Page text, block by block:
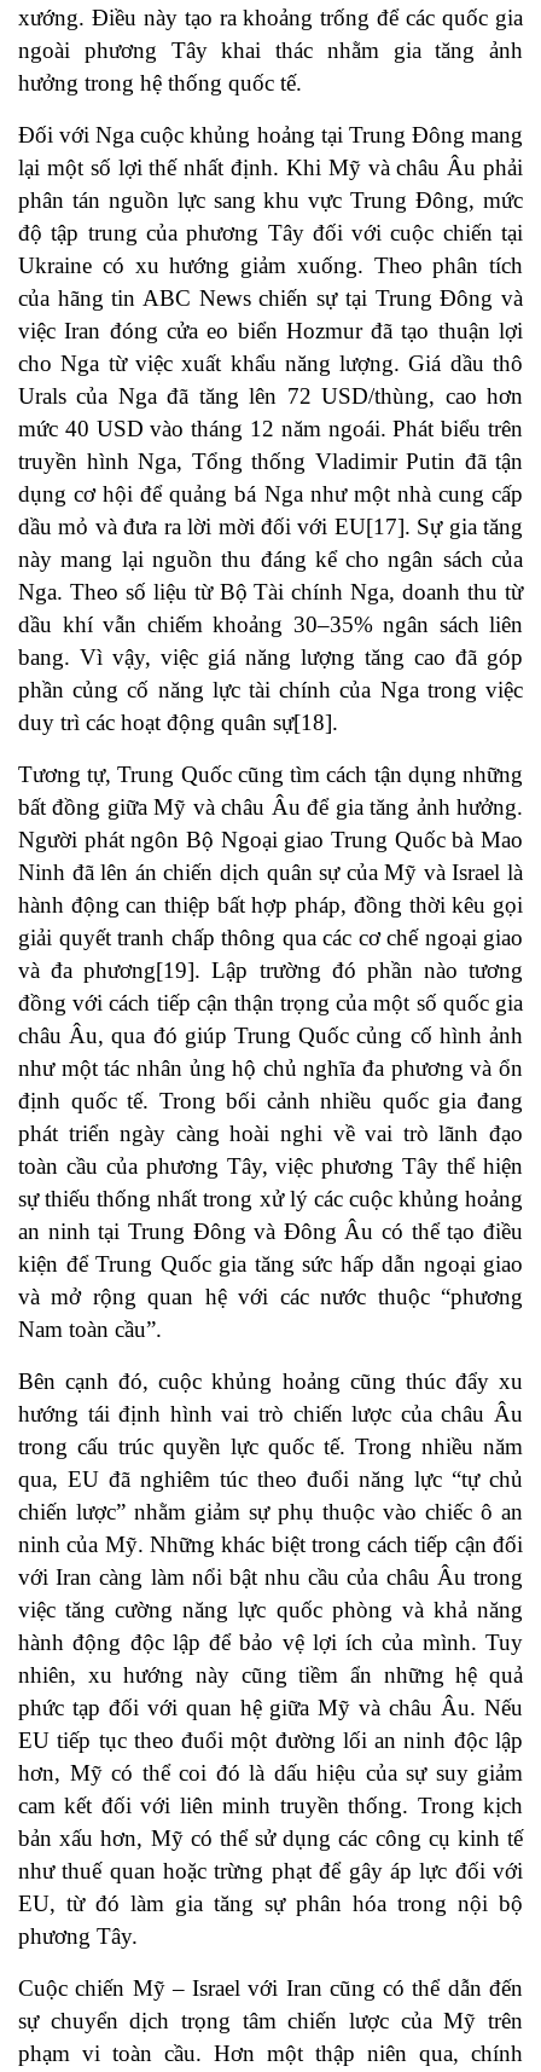
xướng. Điều này tạo ra khoảng trống để các quốc gia
ngoài phương Tây khai thác nhằm gia tăng ảnh
hưởng trong hệ thống quốc tế.
Đối với Nga cuộc khủng hoảng tại Trung Đông mang
lại một số lợi thế nhất định. Khi Mỹ và châu Âu phải
phân tán nguồn lực sang khu vực Trung Đông, mức
độ tập trung của phương Tây đối với cuộc chiến tại
Ukraine có xu hướng giảm xuống. Theo phân tích
của hãng tin ABC News chiến sự tại Trung Đông và
việc Iran đóng cửa eo biển Hozmur đã tạo thuận lợi
cho Nga từ việc xuất khẩu năng lượng. Giá dầu thô
Urals của Nga đã tăng lên 72 USD/thùng, cao hơn
mức 40 USD vào tháng 12 năm ngoái. Phát biểu trên
truyền hình Nga, Tổng thống Vladimir Putin đã tận
dụng cơ hội để quảng bá Nga như một nhà cung cấp
dầu mỏ và đưa ra lời mời đối với EU[17]. Sự gia tăng
này mang lại nguồn thu đáng kể cho ngân sách của
Nga. Theo số liệu từ Bộ Tài chính Nga, doanh thu từ
dầu khí vẫn chiếm khoảng 30–35% ngân sách liên
bang. Vì vậy, việc giá năng lượng tăng cao đã góp
phần củng cố năng lực tài chính của Nga trong việc
duy trì các hoạt động quân sự[18].
Tương tự, Trung Quốc cũng tìm cách tận dụng những
bất đồng giữa Mỹ và châu Âu để gia tăng ảnh hưởng.
Người phát ngôn Bộ Ngoại giao Trung Quốc bà Mao
Ninh đã lên án chiến dịch quân sự của Mỹ và Israel là
hành động can thiệp bất hợp pháp, đồng thời kêu gọi
giải quyết tranh chấp thông qua các cơ chế ngoại giao
và đa phương[19]. Lập trường đó phần nào tương
đồng với cách tiếp cận thận trọng của một số quốc gia
châu Âu, qua đó giúp Trung Quốc củng cố hình ảnh
như một tác nhân ủng hộ chủ nghĩa đa phương và ổn
định quốc tế. Trong bối cảnh nhiều quốc gia đang
phát triển ngày càng hoài nghi về vai trò lãnh đạo
toàn cầu của phương Tây, việc phương Tây thể hiện
sự thiếu thống nhất trong xử lý các cuộc khủng hoảng
an ninh tại Trung Đông và Đông Âu có thể tạo điều
kiện để Trung Quốc gia tăng sức hấp dẫn ngoại giao
và mở rộng quan hệ với các nước thuộc “phương
Nam toàn cầu”.
Bên cạnh đó, cuộc khủng hoảng cũng thúc đẩy xu
hướng tái định hình vai trò chiến lược của châu Âu
trong cấu trúc quyền lực quốc tế. Trong nhiều năm
qua, EU đã nghiêm túc theo đuổi năng lực “tự chủ
chiến lược” nhằm giảm sự phụ thuộc vào chiếc ô an
ninh của Mỹ. Những khác biệt trong cách tiếp cận đối
với Iran càng làm nổi bật nhu cầu của châu Âu trong
việc tăng cường năng lực quốc phòng và khả năng
hành động độc lập để bảo vệ lợi ích của mình. Tuy
nhiên, xu hướng này cũng tiềm ẩn những hệ quả
phức tạp đối với quan hệ giữa Mỹ và châu Âu. Nếu
EU tiếp tục theo đuổi một đường lối an ninh độc lập
hơn, Mỹ có thể coi đó là dấu hiệu của sự suy giảm
cam kết đối với liên minh truyền thống. Trong kịch
bản xấu hơn, Mỹ có thể sử dụng các công cụ kinh tế
như thuế quan hoặc trừng phạt để gây áp lực đối với
EU, từ đó làm gia tăng sự phân hóa trong nội bộ
phương Tây.
Cuộc chiến Mỹ – Israel với Iran cũng có thể dẫn đến
sự chuyển dịch trọng tâm chiến lược của Mỹ trên
phạm vi toàn cầu. Hơn một thập niên qua, chính